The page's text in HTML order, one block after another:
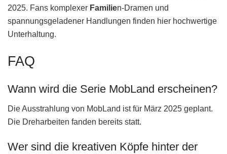
2025. Fans komplexer Familien-Dramen und
spannungsgeladener Handlungen finden hier hochwertige
Unterhaltung.
FAQ
Wann wird die Serie MobLand erscheinen?
Die Ausstrahlung von MobLand ist für März 2025 geplant.
Die Dreharbeiten fanden bereits statt.
Wer sind die kreativen Köpfe hinter der